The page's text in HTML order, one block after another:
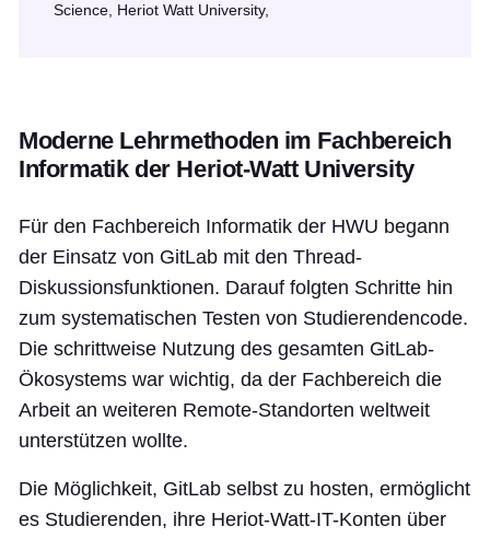
Science, Heriot Watt University,
Moderne Lehrmethoden im Fachbereich
Informatik der Heriot-Watt University
Für den Fachbereich Informatik der HWU begann
der Einsatz von GitLab mit den Thread-
Diskussionsfunktionen. Darauf folgten Schritte hin
zum systematischen Testen von Studierendencode.
Die schrittweise Nutzung des gesamten GitLab-
Ökosystems war wichtig, da der Fachbereich die
Arbeit an weiteren Remote-Standorten weltweit
unterstützen wollte.
Die Möglichkeit, GitLab selbst zu hosten, ermöglicht
es Studierenden, ihre Heriot-Watt-IT-Konten über